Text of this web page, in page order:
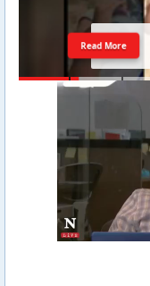
Read More